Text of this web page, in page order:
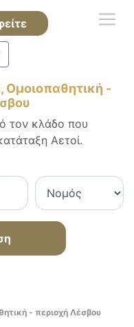
Ομοιοπαθητική -
τον κλάδο που
Αετοί.
- περιοχή Λέσβου